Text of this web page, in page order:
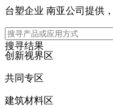
台塑企业 南亚公司提供
搜寻结果
主选单
创新视界区
共同专区
建筑材料区